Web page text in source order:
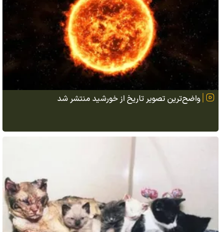
واضح‌ترین تصویر تاریخ از خورشید منتشر شد